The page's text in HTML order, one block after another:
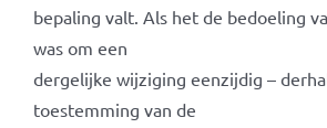
bepaling valt. Als het de bedoeling
was om een
dergelijke wijziging eenzijdig –
toestemming van de